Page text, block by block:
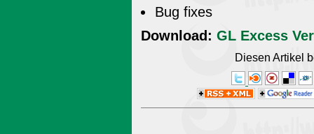
Bug fixes
Download: GL Excess
Diesen Artikel